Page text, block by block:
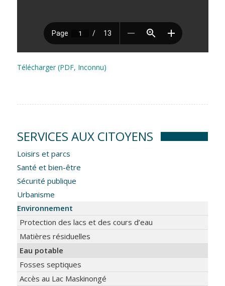
Télécharger (PDF, Inconnu)
SERVICES AUX CITOYENS
Loisirs et parcs
Santé et bien-être
Sécurité publique
Urbanisme
Environnement
Protection des lacs et des cours d’eau
Matières résiduelles
Eau potable
Fosses septiques
Accès au Lac Maskinongé